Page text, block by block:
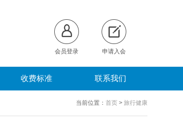
会员登录 申请入会
收费标准 联系我们
当前位置： 首页 > 旅行健康